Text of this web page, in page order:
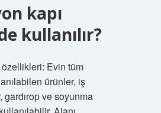
kapı
kullanılır?
Evin tüm
ürünler, iş
ve soyunma